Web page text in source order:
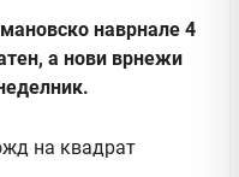
наврнале 4
а нови врнежи